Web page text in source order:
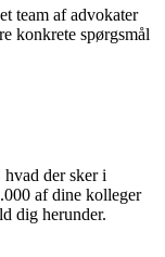
team af advokater
konkrete spørgsmål
der sker i
af dine kolleger
dig herunder.